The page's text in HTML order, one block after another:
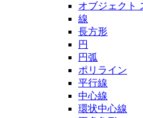
オブジェクト
線
長方形
円
円弧
ポリライン
平行線
中心線
環状中心線